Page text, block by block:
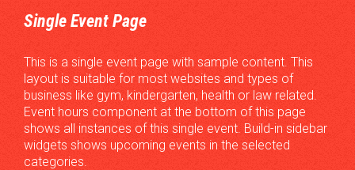
Single Event Page
This is a single event page with sample content. This
layout is suitable for most websites and types of
business like gym, kindergarten, health or law related.
Event hours component at the bottom of this page
shows all instances of this single event. Build-in sidebar
widgets shows upcoming events in the selected
categories.